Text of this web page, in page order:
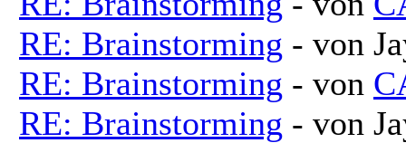
RE: Brainstorming - von
RE: Brainstorming - von
RE: Brainstorming - von